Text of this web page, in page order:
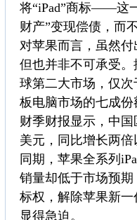
将“iPad”商标——这
财产”变现偿债，而
对苹果而言，虽然付
但也并非不可承受
球第二大市场，仅
板电脑市场的七成份
财季财报显示，中
美元，同比增长两倍
同期，苹果全系列
销量却低于市场预期
标权，解除苹果新
显得急迫。